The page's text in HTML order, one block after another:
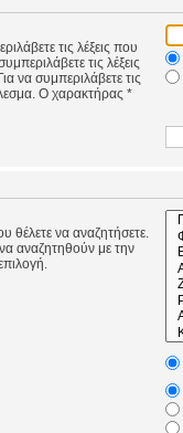
τις λέξεις που
τις λέξεις
να συμπεριλάβετε τις
Ο χαρακτήρας *
θέλετε να αναζητήσετε.
αναζητηθούν με την